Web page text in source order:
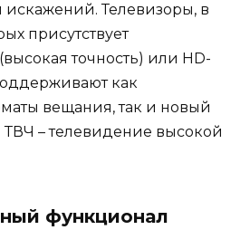
Телевизоры, в
присутствует
точность) или HD-
как
вещания, так и новый
– телевидение высокой
функционал